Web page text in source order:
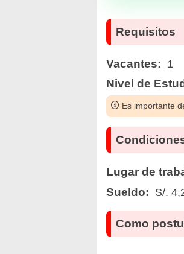
Requisitos
Vacantes: 1
Nivel de
Es importante
Lugar de
Sueldo: S/.
Como